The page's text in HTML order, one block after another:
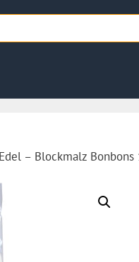
– Blockmalz